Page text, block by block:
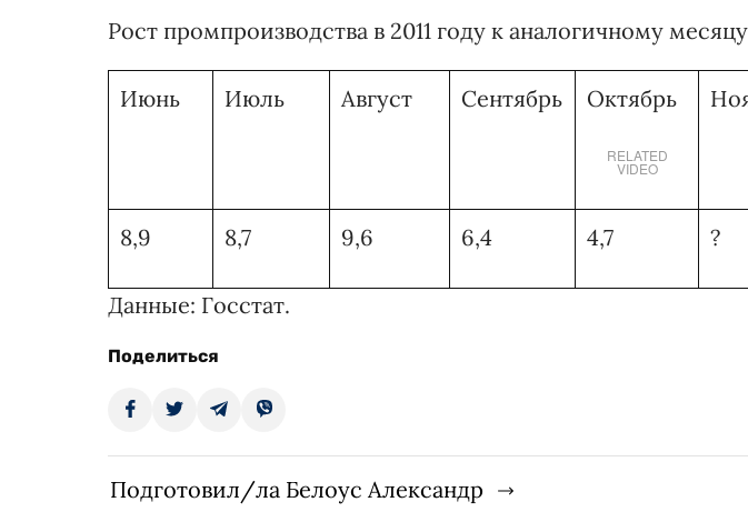
Рост промпроизводства в 2011 году к аналогичному
Июнь Июль Август Сентябрь Октябрь
RELATED
VIDEO
8,9 8,7 9,6 6,4 4,7 ?
Данные: Госстат.
Поделиться
Подготовил/ла Белоус Александр